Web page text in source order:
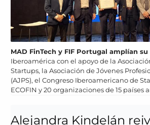
MAD FinTech y FIF Portugal amplían su
Iberoamérica con el apoyo de la
Startups, la Asociación de Jóvenes
(AJPS), el Congreso Iberoamericano de
ECOFIN y 20 organizaciones de 15 países
Alejandra Kindelán